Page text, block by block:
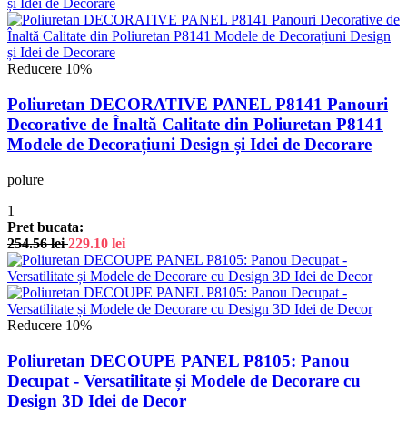
Reducere 10%
Poliuretan DECORATIVE PANEL P8141 Panouri
Decorative de Înaltă Calitate din Poliuretan P8141
Modele de Decorațiuni Design și Idei de Decorare
polure
1
Pret bucata:
254.56lei 229.10 lei
Reducere 10%
Poliuretan DECOUPE PANEL P8105: Panou
Decupat - Versatilitate și Modele de Decorare cu
Design 3D Idei de Decor